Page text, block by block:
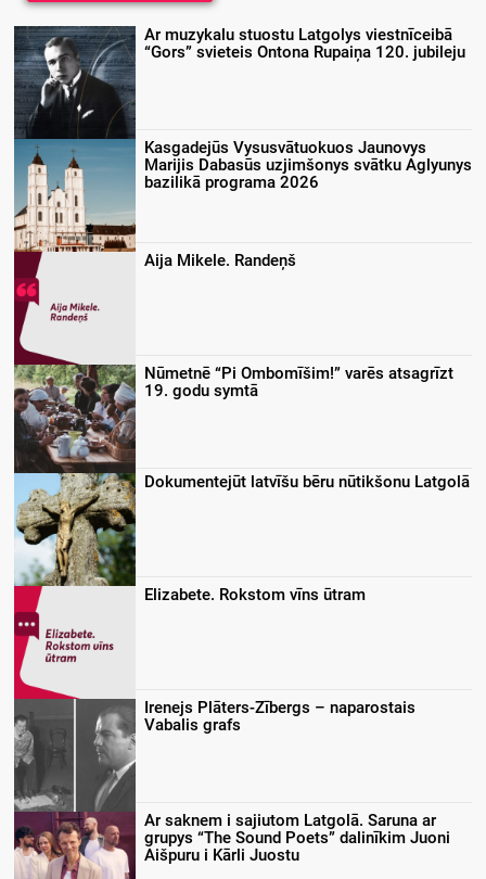
Ar muzykalu stuostu Latgolys viestnīceibā
“Gors” svieteis Ontona Rupaiņa 120. jubileju
Kasgadejūs Vysusvātuokuos Jaunovys
Marijis Dabasūs uzjimšonys svātku Aglyunys
bazilikā programa 2026
Aija Mikele. Randeņš
Nūmetnē “Pi Ombomīšim!” varēs atsagrīzt
19. godu symtā
Dokumentejūt latvīšu bēru nūtikšonu Latgolā
Elizabete. Rokstom vīns ūtram
Irenejs Plāters-Zībergs – naparostais
Vabalis grafs
Ar saknem i sajiutom Latgolā. Saruna ar
grupys “The Sound Poets” dalinīkim Juoni
Aišpuru i Kārli Juostu